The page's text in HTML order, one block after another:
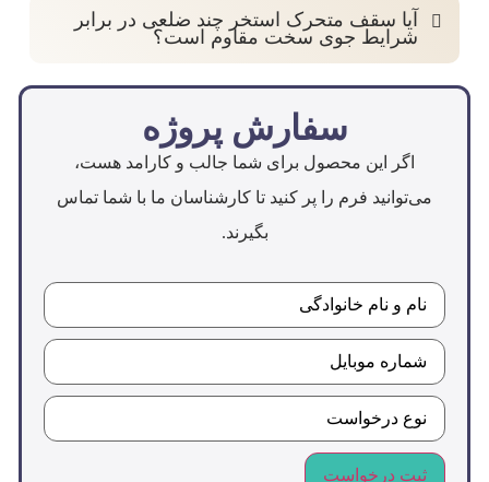
سفارش پروژه
اگر این محصول برای شما جالب و کارامد هست،
می‌توانید فرم را پر کنید تا کارشناسان ما با شما تماس
بگیرند.
نام
نام
خانوادگی(Required)
شماره
موبایل(Required)
موضوع
درخواست(Required)
آیا سقف متحرک استخر چند ضلعی در برابر
شرایط جوی سخت مقاوم است؟
طراحی مقاوم ساخته شده‌اند و می‌توانند به‌طور مؤثر در
برابر باد، باران و حتی برف مقاومت کنند.